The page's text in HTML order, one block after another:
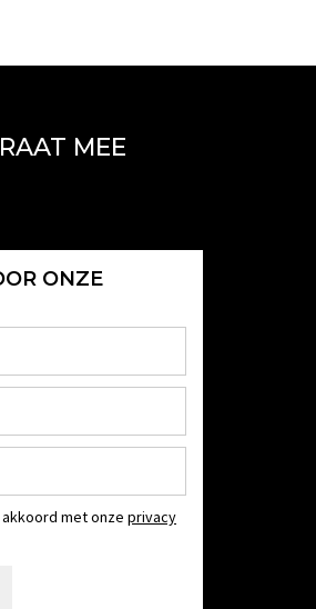
MEE
ONZE
met onze privacy